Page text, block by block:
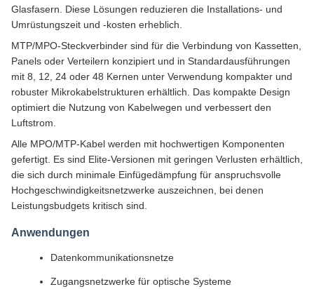
Glasfasern. Diese Lösungen reduzieren die Installations- und
Umrüstungszeit und -kosten erheblich.
MTP/MPO-Steckverbinder sind für die Verbindung von Kassetten,
Panels oder Verteilern konzipiert und in Standardausführungen
mit 8, 12, 24 oder 48 Kernen unter Verwendung kompakter und
robuster Mikrokabelstrukturen erhältlich. Das kompakte Design
optimiert die Nutzung von Kabelwegen und verbessert den
Luftstrom.
Alle MPO/MTP-Kabel werden mit hochwertigen Komponenten
gefertigt. Es sind Elite-Versionen mit geringen Verlusten erhältlich,
die sich durch minimale Einfügedämpfung für anspruchsvolle
Hochgeschwindigkeitsnetzwerke auszeichnen, bei denen
Leistungsbudgets kritisch sind.
Anwendungen
Datenkommunikationsnetze
Zugangsnetzwerke für optische Systeme